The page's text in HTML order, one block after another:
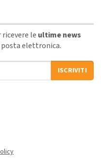
le ultime news
elettronica.
ISCRIVITI